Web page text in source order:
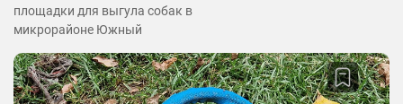
площадки для выгула собак в
микрорайоне Южный